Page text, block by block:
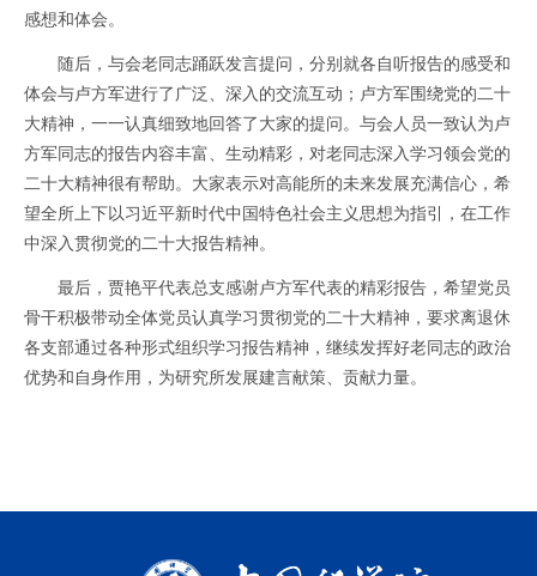
感想和体会。
随后，与会老同志踊跃发言提问，分别就各自听报告的感受和
体会与卢方军进行了广泛、深入的交流互动；卢方军围绕党的二十
大精神，一一认真细致地回答了大家的提问。与会人员一致认为卢
方军同志的报告内容丰富、生动精彩，对老同志深入学习领会党的
二十大精神很有帮助。大家表示对高能所的未来发展充满信心，希
望全所上下以习近平新时代中国特色社会主义思想为指引，在工作
中深入贯彻党的二十大报告精神。
最后，贾艳平代表总支感谢卢方军代表的精彩报告，希望党员
骨干积极带动全体党员认真学习贯彻党的二十大精神，要求离退休
各支部通过各种形式组织学习报告精神，继续发挥好老同志的政治
优势和自身作用，为研究所发展建言献策、贡献力量。